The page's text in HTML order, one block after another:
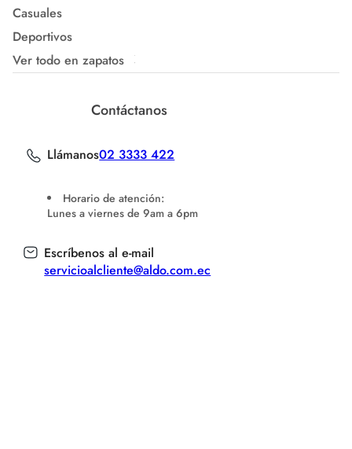
Casuales
Deportivos
Ver todo en zapatos
Contáctanos
Llámanos02 3333 422
Horario de atención:
Lunes a viernes de 9am a 6pm
Escríbenos al e-mail
servicioalcliente@aldo.com.ec